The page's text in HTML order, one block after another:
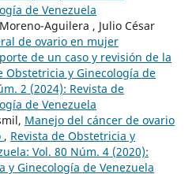
de Venezuela
Aguilera , Julio César
de ovario en mujer
de un caso y revisión de la
Obstetricia y Ginecología de
2 (2024): Revista de
de Venezuela
Manejo del cáncer de ovario
, Revista de Obstetricia y
Vol. 80 Núm. 4 (2020):
y Ginecología de Venezuela